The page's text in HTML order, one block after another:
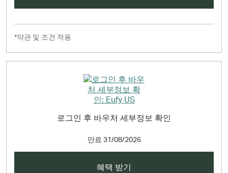
*약관 및 조건 적용
로그인 후 바우처 세부정보 확인
만료 31/08/2026
혜택 받기